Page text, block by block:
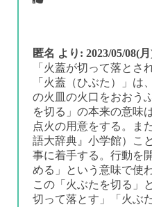
匿名 より: 2023/05/08(
「火蓋が切って落とさ
「火蓋（ひぶた）」は
の火皿の火口をおおう
を切る」の本来の意味
点火の用意をする。ま
語大辞典』小学館）こ
事に着手する。行動を
める」という意味で使
この「火ぶたを切る」
切って落とす」「火ぶ